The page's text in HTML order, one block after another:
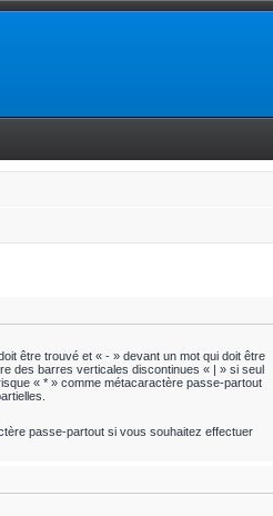
être trouvé et « - » devant un mot qui doit être
des barres verticales discontinues « | » si seul
« * » comme métacaractère passe-partout
passe-partout si vous souhaitez effectuer